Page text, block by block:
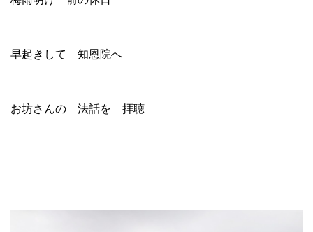
早起きして 知恩院へ
お坊さんの 法話を 拝聴